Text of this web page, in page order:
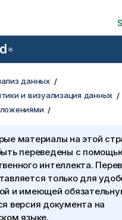
®
данных
и визуализация данных
материалы на этой
переведены с
интеллекта.
только для
и имеющей
версия документа на
языке.